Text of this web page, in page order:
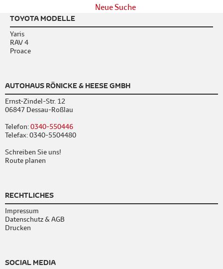
Neue Suche
TOYOTA MODELLE
Yaris
RAV 4
Proace
AUTOHAUS RÖNICKE & HEESE GMBH
Ernst-Zindel-Str. 12
06847 Dessau-Roßlau
Telefon:0340-550446
Telefax: 0340-5504480
Schreiben Sie uns!
Route planen
RECHTLICHES
Impressum
Datenschutz & AGB
Drucken
SOCIAL MEDIA